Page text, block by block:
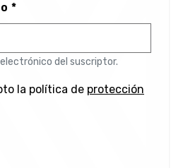
del suscriptor.
la política de protección